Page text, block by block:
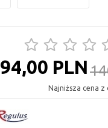
94,00 PLN
Najniższa cena z